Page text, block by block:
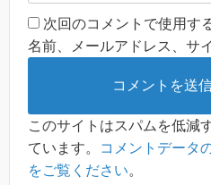
次回のコメントで使用す
名前、メールアドレス、サ
このサイトはスパムを低減
ています。
コメントデータ
をご覧ください。